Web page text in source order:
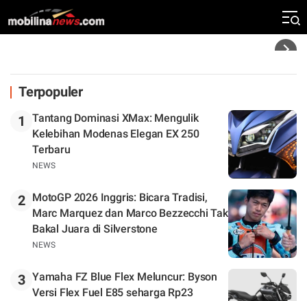
Rekor Kecepatan Silverstone!
Terpopuler
1
Tantang Dominasi XMax: Mengulik
Kelebihan Modenas Elegan EX 250
Terbaru
NEWS
2
MotoGP 2026 Inggris: Bicara Tradisi,
Marc Marquez dan Marco Bezzecchi Tak
Bakal Juara di Silverstone
NEWS
3 Yamaha FZ Blue Flex Meluncur: Byson
Versi Flex Fuel E85 seharga Rp23